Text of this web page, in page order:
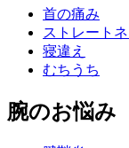
首の痛み
ストレート
寝違え
むちうち
腕のお悩み